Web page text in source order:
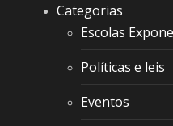
Categorias
Escolas
Políticas e leis
Eventos